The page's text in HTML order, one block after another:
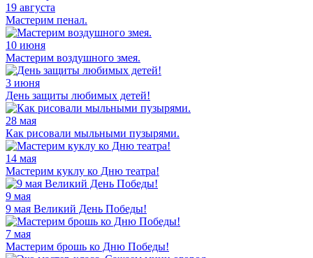
19 августа
Мастерим пенал.
10 июня
Мастерим воздушного змея.
3 июня
День защиты любимых детей!
28 мая
Как рисовали мыльными пузырями.
14 мая
Мастерим куклу ко Дню театра!
9 мая
9 мая Великий День Победы!
7 мая
Мастерим брошь ко Дню Победы!